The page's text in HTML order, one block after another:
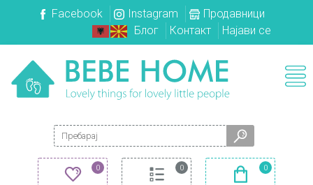
Facebook Instagram
Продавници
Блог
Контакт Најави се
Search for:
0 0 0